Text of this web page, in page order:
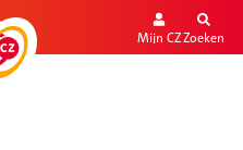
Mijn CZZoeken